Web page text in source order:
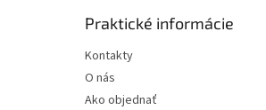
Praktické informácie
Kontakty
O nás
Ako objednať